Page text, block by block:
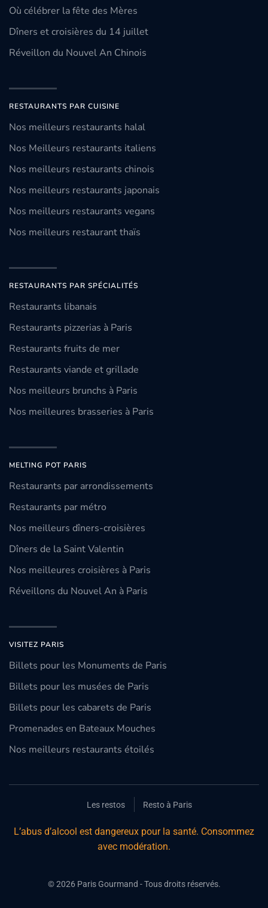
Où célébrer la fête des Mères
Dîners et croisières du 14 juillet
Réveillon du Nouvel An Chinois
RESTAURANTS PAR CUISINE
Nos meilleurs restaurants halal
Nos Meilleurs restaurants italiens
Nos meilleurs restaurants chinois
Nos meilleurs restaurants japonais
Nos meilleurs restaurants vegans
Nos meilleurs restaurant thaïs
RESTAURANTS PAR SPÉCIALITÉS
Restaurants libanais
Restaurants pizzerias à Paris
Restaurants fruits de mer
Restaurants viande et grillade
Nos meilleurs brunchs à Paris
Nos meilleures brasseries à Paris
MELTING POT PARIS
Restaurants par arrondissements
Restaurants par métro
Nos meilleurs dîners-croisières
Dîners de la Saint Valentin
Nos meilleures croisières à Paris
Réveillons du Nouvel An à Paris
VISITEZ PARIS
Billets pour les Monuments de Paris
Billets pour les musées de Paris
Billets pour les cabarets de Paris
Promenades en Bateaux Mouches
Nos meilleurs restaurants étoilés
Les restos Resto à Paris
L’abus d’alcool est dangereux pour la santé. Consommez
avec modération.
©2026Paris Gourmand - Tous droits réservés.